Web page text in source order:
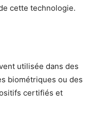
cette technologie.
utilisée dans des
biométriques ou des
certifiés et